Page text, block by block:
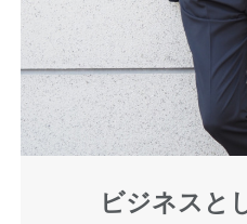
ビジネスと